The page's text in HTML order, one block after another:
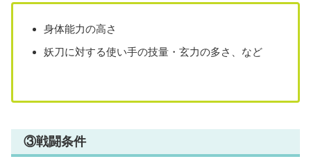
身体能力の高さ
妖刀に対する使い手の技量・玄力の多さ、など
③戦闘条件